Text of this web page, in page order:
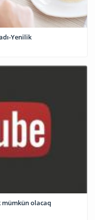
Yenilik
mümkün olacaq